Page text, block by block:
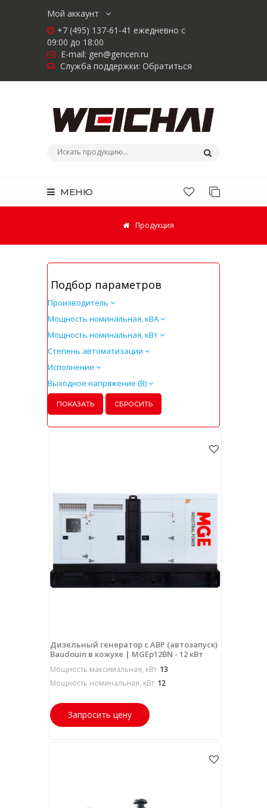
Мой аккаунт
+7 (495) 137-61-41 ежедневно с
09:00 до 18:00
E-mail: gen@gencen.ru
Служба поддержки: Обратиться
МЕНЮ
Продукция
Дизельный генератор с АВР (автозапуск)
Baudouin в кожухе | MGEp12BN - 12 кВт
Мощность максимальная, кВт 13
Мощность номинальная, кВт 12
Запросить цену
Подбор параметров
Производитель
Мощность номинальная, кВА
Мощность номинальная, кВт
Степень автоматизации
Исполнение
Выходное напряжение (В)